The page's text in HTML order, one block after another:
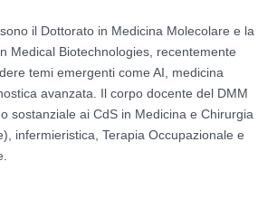
il Dottorato in Medicina Molecolare e la
Medical Biotechnologies, recentemente
temi emergenti come AI, medicina
avanzata. Il corpo docente del DMM
sostanziale ai CdS in Medicina e Chirurgia
infermieristica, Terapia Occupazionale e